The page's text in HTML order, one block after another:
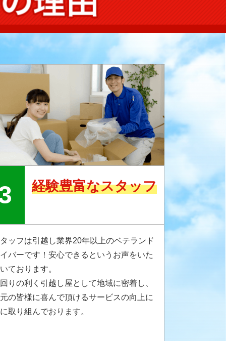
経験豊富なスタッフ
ッフは引越し業界20年以上のベテランド
バーです！安心できるというお声をいた
ております。
りの利く引越し屋として地域に密着し、
の皆様に喜んで頂けるサービスの向上に
取り組んでおります。